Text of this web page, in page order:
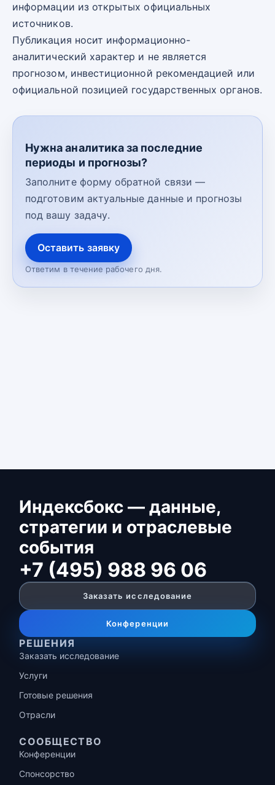
информации из открытых официальных
источников.
Публикация носит информационно-
аналитический характер и не является
прогнозом, инвестиционной рекомендацией или
официальной позицией государственных органов.
Нужна аналитика за последние
периоды и прогнозы?
Заполните форму обратной связи —
подготовим актуальные данные и прогнозы
под вашу задачу.
Оставить заявку
Ответим в течение рабочего дня.
Индексбокс — данные,
стратегии и отраслевые
события
+7 (495) 988 96 06
Заказать исследование
Конференции
РЕШЕНИЯ
Заказать исследование
Услуги
Готовые решения
Отрасли
СООБЩЕСТВО
Конференции
Спонсорство